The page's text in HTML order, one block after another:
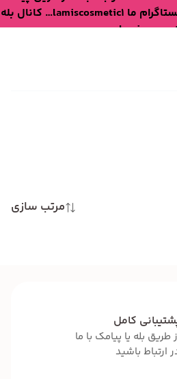
09038127254 یا دایرکت اینستاگرام ما lamiscosmetic1… کانال بله
مرتب سازی
کامل
طریق بله یا پیامک با ما
ارتباط باشید